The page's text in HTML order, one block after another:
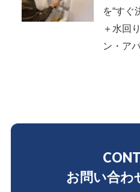
を“すぐ
＋水回
ン・ア
お問い合わ